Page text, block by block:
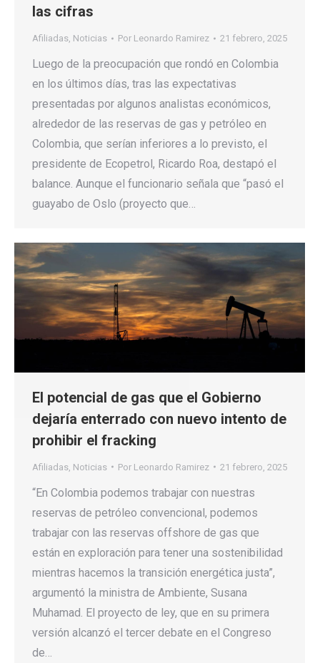
las cifras
Afiliadas, Noticias Por Leonardo Ramirez 21 febrero, 2025
Luego de la preocupación que rondó en Colombia
en los últimos días, tras las expectativas
presentadas por algunos analistas económicos,
alrededor de las reservas de gas y petróleo en
Colombia, que serían inferiores a lo previsto, el
presidente de Ecopetrol, Ricardo Roa, destapó el
balance. Aunque el funcionario señala que “pasó el
guayabo de Oslo (proyecto que…
El potencial de gas que el Gobierno
dejaría enterrado con nuevo intento de
prohibir el fracking
Afiliadas Noticias Por Leonardo Ramirez 21 febrero, 2025
“En Colombia podemos trabajar con nuestras
reservas de petróleo convencional, podemos
trabajar con las reservas offshore de gas que
están en exploración para tener una sostenibilidad
mientras hacemos la transición energética justa”,
argumentó la ministra de Ambiente, Susana
Muhamad. El proyecto de ley, que en su primera
versión alcanzó el tercer debate en el Congreso
de…